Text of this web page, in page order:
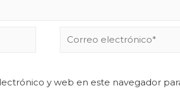
y web en este navegador